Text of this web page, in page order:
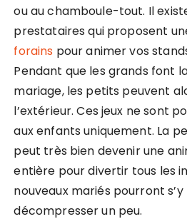
ou au chamboule-tout. Il
prestataires qui proposent
forains pour animer vos
Pendant que les grands font
mariage, les petits peuvent
l’extérieur. Ces jeux ne sont
aux enfants uniquement. La
peut très bien devenir une
entière pour divertir tous les
nouveaux mariés pourront
décompresser un peu.